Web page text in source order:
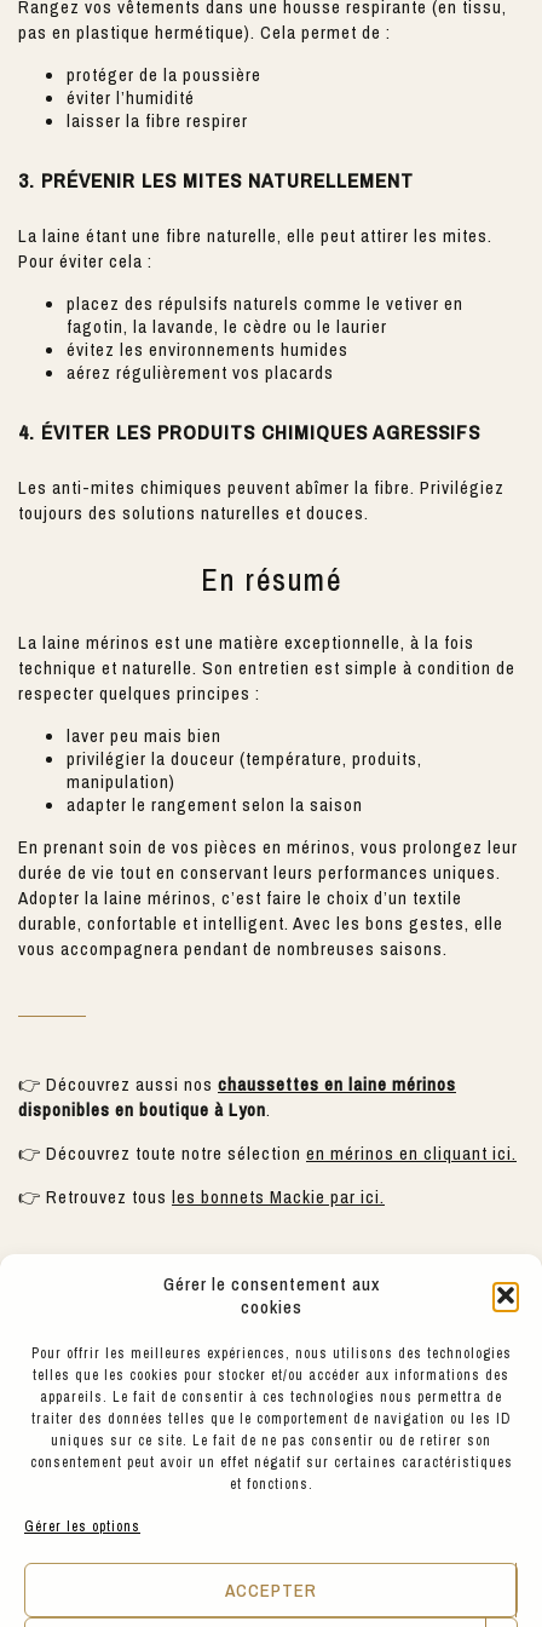
Gérer le consentement aux
cookies
Pour offrir les meilleures expériences, nous utilisons des technologies
telles que les cookies pour stocker et/ou accéder aux informations des
appareils. Le fait de consentir à ces technologies nous permettra de
traiter des données telles que le comportement de navigation ou les ID
uniques sur ce site. Le fait de ne pas consentir ou de retirer son
consentement peut avoir un effet négatif sur certaines caractéristiques
et fonctions.
Gérer les options
ACCEPTER
Rangez vos vêtements dans une housse respirante (en tissu,
pas en plastique hermétique). Cela permet de :
protéger de la poussière
éviter l’humidité
laisser la fibre respirer
3. PRÉVENIR LES MITES NATURELLEMENT
La laine étant une fibre naturelle, elle peut attirer les mites.
Pour éviter cela :
placez des répulsifs naturels comme le vetiver en
fagotin, la lavande, le cèdre ou le laurier
évitez les environnements humides
aérez régulièrement vos placards
4. ÉVITER LES PRODUITS CHIMIQUES AGRESSIFS
Les anti-mites chimiques peuvent abîmer la fibre. Privilégiez
toujours des solutions naturelles et douces.
En résumé
La laine mérinos est une matière exceptionnelle, à la fois
technique et naturelle. Son entretien est simple à condition de
respecter quelques principes :
laver peu mais bien
privilégier la douceur (température, produits,
manipulation)
adapter le rangement selon la saison
En prenant soin de vos pièces en mérinos, vous prolongez leur
durée de vie tout en conservant leurs performances uniques.
Adopter la laine mérinos, c’est faire le choix d’un textile
durable, confortable et intelligent. Avec les bons gestes, elle
vous accompagnera pendant de nombreuses saisons.
👉 Découvrez aussi nos chaussettes en laine mérinos
disponibles en boutique à Lyon.
👉 Découvrez toute notre sélection en mérinos en cliquant ici.
👉 Retrouvez tous les bonnets Mackie par ici.
pouvez découvrir une sélection de pièces durables chez
Hyppairs. Située place Sathonay, la boutique propose des
marques engagées comme Colorful Standard, avec des matières
certifiées et conçues pour durer.
Que vous cherchiez un pull, des chaussettes ou des accessoires
adaptées à votre usage et à la saison.
Envie de découvrir la douceur et la performance de la laine
mérinos par vous-même ? Passez nous voir directement